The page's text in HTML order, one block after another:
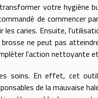
votre hygiène
de commencer
les caries. Ensuite,
ne peut pas
l'action nettoyante
soins. En effet, cet
de la mauvaise